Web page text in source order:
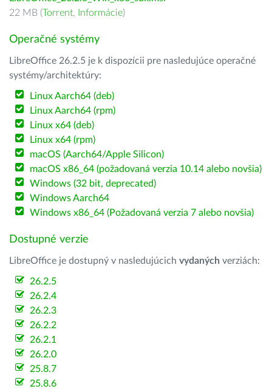
22 MB (Torrent, Informácie)
Operačné systémy
LibreOffice 26.2.5 je k dispozícii pre nasledujúce operačné
systémy/architektúry:
Linux Aarch64 (deb)
Linux Aarch64 (rpm)
Linux x64 (deb)
Linux x64 (rpm)
macOS (Aarch64/Apple Silicon)
macOS x86_64 (požadovaná verzia 10.14 alebo novšia)
Windows (32 bit, deprecated)
Windows Aarch64
Windows x86_64 (Požadovaná verzia 7 alebo novšia)
Dostupné verzie
LibreOffice je dostupný v nasledujúcich vydaných verziách:
26.2.5
26.2.4
26.2.3
26.2.2
26.2.1
26.2.0
25.8.7
25.8.6